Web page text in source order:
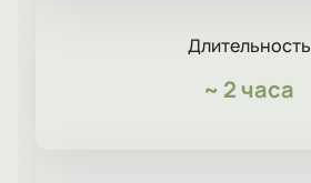
Длительность
~ 2 часа